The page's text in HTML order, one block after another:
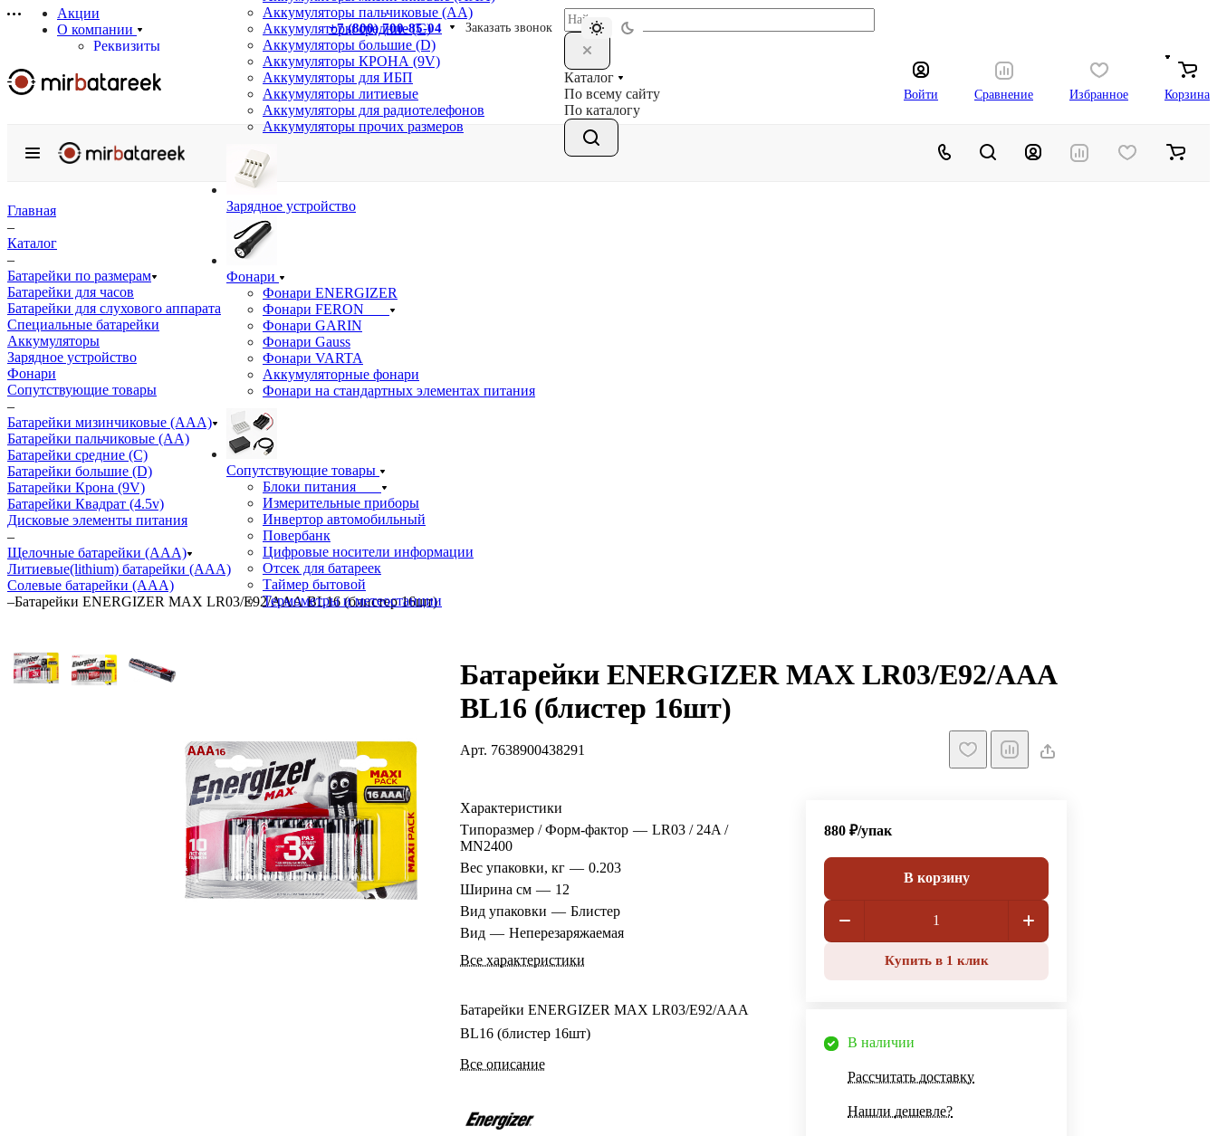
Акции
О компании
Реквизиты
Отзывы
Статьи
Услуги
Аккумуляторные сборки на заказ
Возврат товара
Оптовым покупателям
Вопрос-ответ
Контакты
+7 (800) 700-85-04 Заказать звонок
Аккумуляторы пальчиковые (АА)
Аккумуляторы средние (С)
Аккумуляторы большие (D)
Аккумуляторы КРОНА (9V)
Аккумуляторы для ИБП
Аккумуляторы литиевые
Аккумуляторы для радиотелефонов
Аккумуляторы прочих размеров
Зарядное устройство
Фонари
Фонари ENERGIZER
Фонари FERON
Фонари GARIN
Фонари Gauss
Фонари VARTA
Аккумуляторные фонари
Фонари на стандартных элементах питания
Сопутствующие товары
Блоки питания
Измерительные приборы
Инвертор автомобильный
Повербанк
Цифровые носители информации
Отсек для батареек
Таймер бытовой
Термометры и метеостанции
Каталог
По всему сайту
По каталогу
Войти Сравнение Избранное Корзина
Главная
–
Каталог
–
Батарейки по размерам
Батарейки для часов
Батарейки для слухового аппарата
Специальные батарейки
Аккумуляторы
Зарядное устройство
Фонари
Сопутствующие товары
–
Батарейки мизинчиковые (ААА)
Батарейки пальчиковые (АА)
Батарейки средние (С)
Батарейки большие (D)
Батарейки Крона (9V)
Батарейки Квадрат (4.5v)
Дисковые элементы питания
–
Щелочные батарейки (ААА)
Литиевые(lithium) батарейки (ААА)
Солевые батарейки (ААА)
–Батарейки ENERGIZER MAX LR03/E92/ААА BL16 (блистер 16шт)
Батарейки ENERGIZER MAX LR03/E92/ААА
BL16 (блистер 16шт)
Арт. 7638900438291
Характеристики
Типоразмер / Форм-фактор — LR03 / 24A /
MN2400
Вес упаковки, кг — 0.203
Ширина см — 12
Вид упаковки — Блистер
Вид — Неперезаряжаемая
Все характеристики
Батарейки ENERGIZER MAX LR03/E92/ААА
BL16 (блистер 16шт)
Все описание
880 ₽/упак
В корзину
Купить в 1 клик
В наличии
Рассчитать доставку
Нашли дешевле?